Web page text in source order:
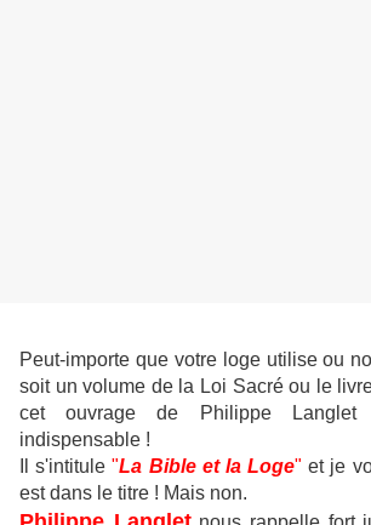
Peut-importe que votre loge utilise ou
soit un volume de la Loi Sacré ou le
cet ouvrage de Philippe Langlet
indispensable !
Il s'intitule"La Bible et la Loge" et je
est dans le titre ! Mais non.